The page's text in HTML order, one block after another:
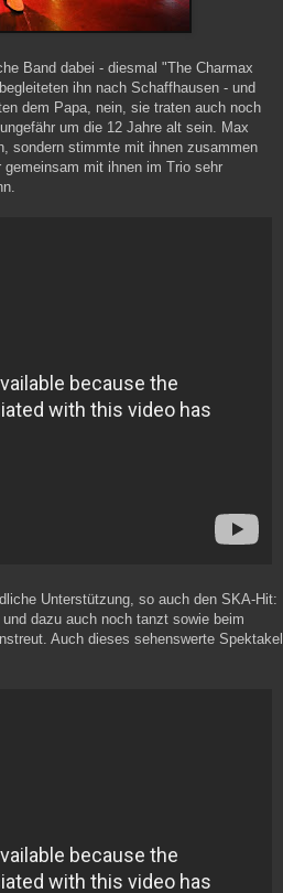
Band dabei - diesmal "The Charmax
ihn nach Schaffhausen - und
dem Papa, nein, sie traten auch noch
um die 12 Jahre alt sein. Max
sondern stimmte mit ihnen zusammen
mit ihnen im Trio sehr
Unterstützung, so auch den SKA-Hit:
dazu auch noch tanzt sowie beim
Auch dieses sehenswerte Spektakel